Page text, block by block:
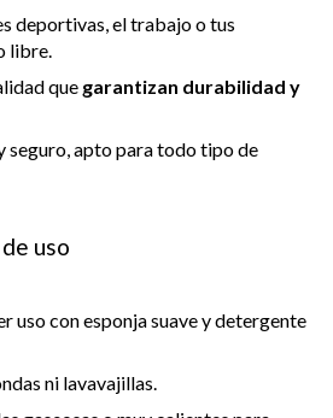
deportivas, el trabajo o tus
libre.
que garantizan durabilidad y
seguro, apto para todo tipo de
uso
uso con esponja suave y detergente
ni lavavajillas.